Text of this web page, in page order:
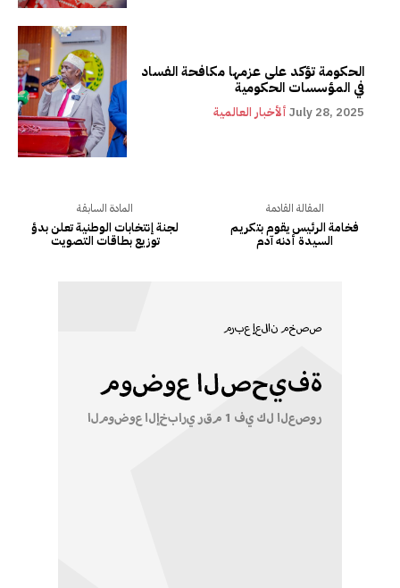
الحكومة تؤكد على عزمها مكافحة الفساد
في المؤسسات الحكومية
ألأخبار العالمية July 28, 2025
المادة السابقة
لجنة إنتخابات الوطنية تعلن بدؤ
توزيع بطاقات التصويت
المقالة القادمة
فخامة الرئيس يقوم بتكريـم
السيدة أدنه آدم